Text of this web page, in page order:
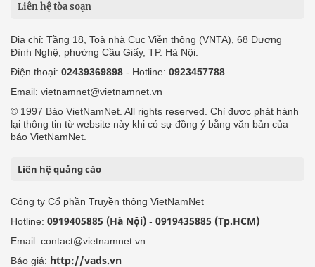
Liên hệ tòa soạn
Địa chỉ: Tầng 18, Toà nhà Cục Viễn thông (VNTA), 68 Dương
Đình Nghệ, phường Cầu Giấy, TP. Hà Nội.
Điện thoại: 02439369898 - Hotline: 0923457788
Email: vietnamnet@vietnamnet.vn
© 1997 Báo VietNamNet. All rights reserved. Chỉ được phát hành
lại thông tin từ website này khi có sự đồng ý bằng văn bản của
báo VietNamNet.
Liên hệ quảng cáo
Công ty Cổ phần Truyền thông VietNamNet
Hotline: 0919405885 (Hà Nội) - 0919435885 (Tp.HCM)
Email: contact@vietnamnet.vn
Báo giá: http://vads.vn